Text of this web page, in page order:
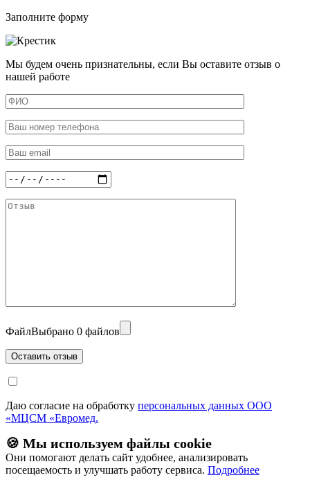
Заполните форму
Мы будем очень признательны, если Вы оставите отзыв о
нашей работе
ФайлВыбрано 0 файлов
Даю согласие на обработку персональных данных ООО
«МЦСМ «Евромед.
🍪 Мы используем файлы cookie
Они помогают делать сайт удобнее, анализировать
посещаемость и улучшать работу сервиса. Подробнее